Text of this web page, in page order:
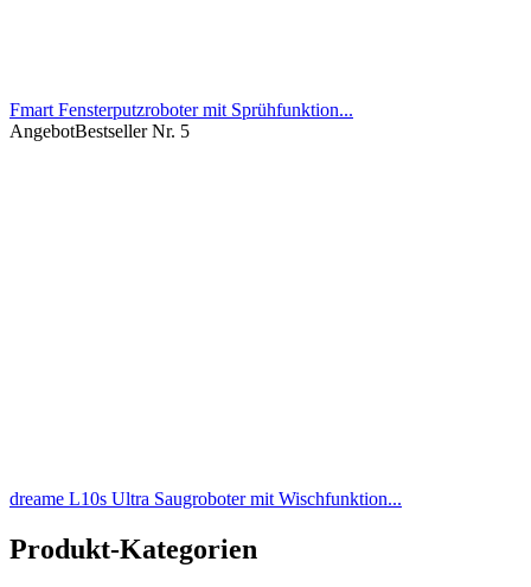
Fmart Fensterputzroboter mit Sprühfunktion...
AngebotBestseller Nr. 5
dreame L10s Ultra Saugroboter mit Wischfunktion...
Produkt-Kategorien